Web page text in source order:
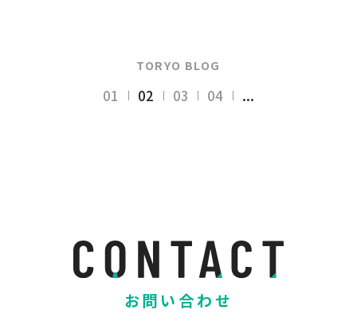
TORYO BLOG
01 02 03 04 ...
お問い合わせ